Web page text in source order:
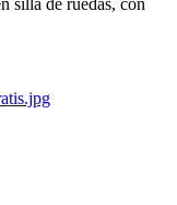
silla de ruedas, con